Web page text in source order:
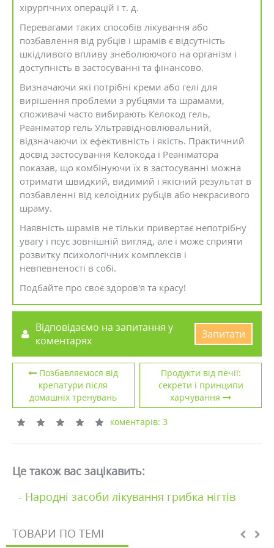
хірургічних операцій і т. д.
Перевагами таких способів лікування або
позбавлення від рубців і шрамів є відсутність
шкідливого впливу знеболюючого на організм і
доступність в застосуванні та фінансово.
Визначаючи які потрібні креми або гелі для
вирішення проблеми з рубцями та шрамами,
споживачі часто вибирають Келокод гель,
Реаніматор гель Ультравідновлювальний,
відзначаючи їх ефективність і якість. Практичний
досвід застосування Келокода і Реаніматора
показав, що комбінуючи їх в застосуванні можна
отримати швидкий, видимий і якісний результат в
позбавленні від келоїдних рубців або некрасивого
шраму.
Наявність шрамів не тільки привертає непотрібну
увагу і псує зовнішній вигляд, але і може сприяти
розвитку психологічних комплексів і
невпевненості в собі.
Подбайте про своє здоров'я та красу!
Відповідаємо на запитання у
коментарях
Запитати
Позбавляємося від
крепатури після
домашніх тренувань
Продукти від печії:
секрети і принципи
харчування
коментарів: 3
Це також вас зацікавить:
- Народні засоби лікування грибка нігтів
ТОВАРИ ПО ТЕМІ